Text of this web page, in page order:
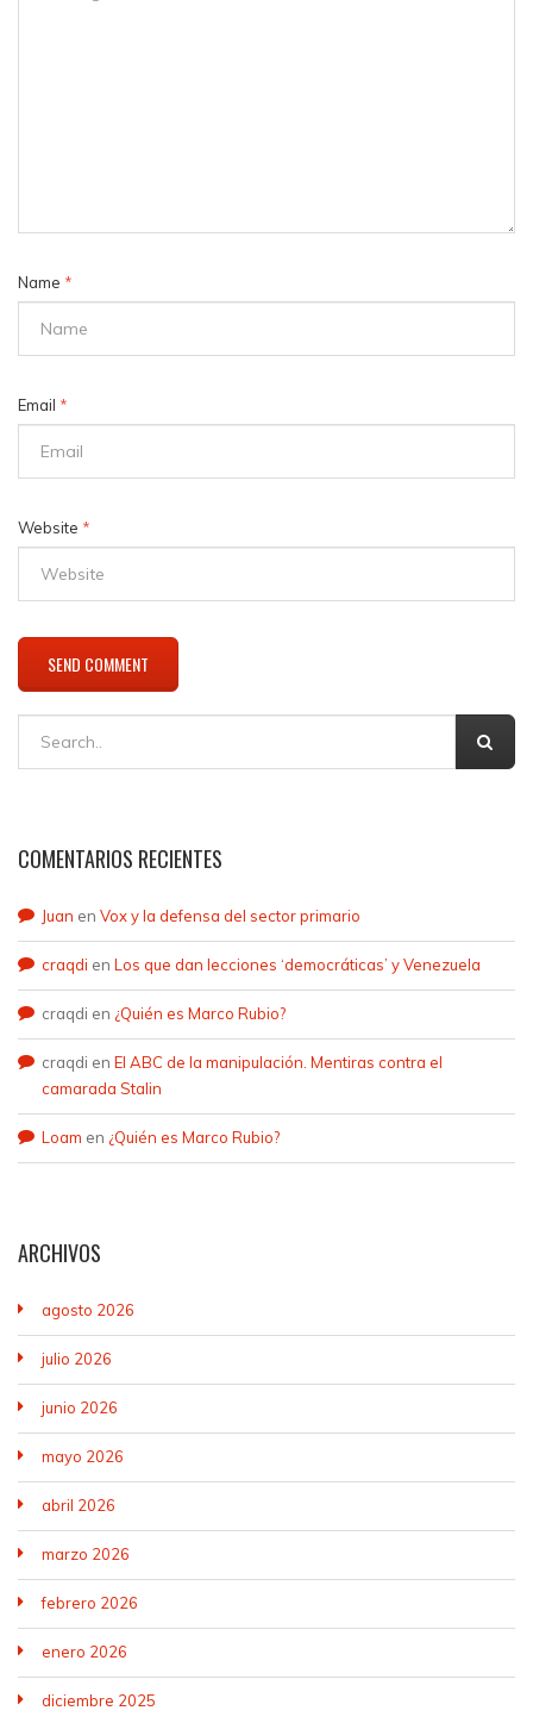
Name *
Email *
Website *
COMENTARIOS RECIENTES
Juan en Vox y la defensa del sector primario
craqdi en Los que dan lecciones ‘democráticas’ y Venezuela
craqdi en ¿Quién es Marco Rubio?
craqdi en El ABC de la manipulación. Mentiras contra el
camarada Stalin
Loam en ¿Quién es Marco Rubio?
ARCHIVOS
agosto 2026
julio 2026
junio 2026
mayo 2026
abril 2026
marzo 2026
febrero 2026
enero 2026
diciembre 2025